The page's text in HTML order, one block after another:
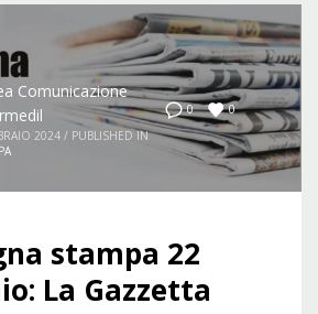
0 0
Comunicazione
2024 / PUBLISHED IN
stampa 22
La Gazzetta